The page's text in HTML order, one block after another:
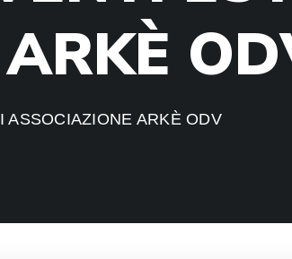
ARKÈ OD
ASSOCIAZIONE ARKÈ ODV